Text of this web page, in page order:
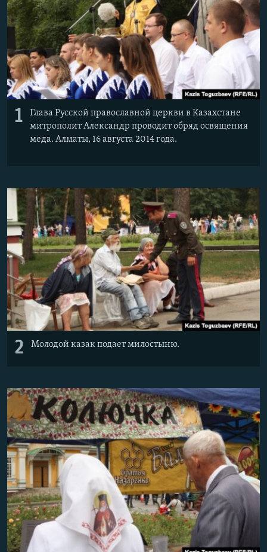
1
Глава Русской православной церкви в Казахстане
митрополит Александр проводит обряд освящения
меда. Алматы, 16 августа 2014 года.
2 Молодой казак подает милостыню.